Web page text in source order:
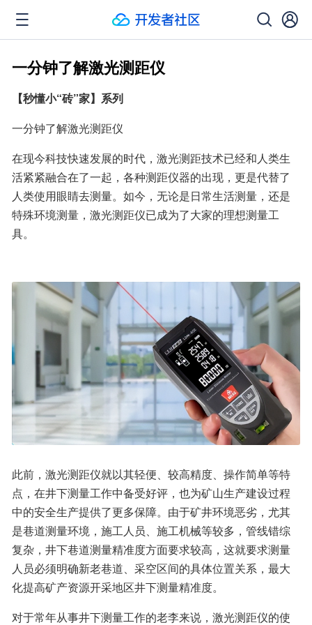
一分钟了解激光测距仪
【秒懂小“砖”家】系列
一分钟了解激光测距仪
在现今科技快速发展的时代，激光测距技术已经和人类生
活紧紧融合在了一起，各种测距仪器的出现，更是代替了
人类使用眼睛去测量。如今，无论是日常生活测量，还是
特殊环境测量，激光测距仪已成为了大家的理想测量工
具。
此前，激光测距仪就以其轻便、较高精度、操作简单等特
点，在井下测量工作中备受好评，也为矿山生产建设过程
中的安全生产提供了更多保障。由于矿井环境恶劣，尤其
是巷道测量环境，施工人员、施工机械等较多，管线错综
复杂，井下巷道测量精准度方面要求较高，这就要求测量
人员必须明确新老巷道、采空区间的具体位置关系，最大
化提高矿产资源开采地区井下测量精准度。
对于常年从事井下测量工作的老李来说，激光测距仪的使